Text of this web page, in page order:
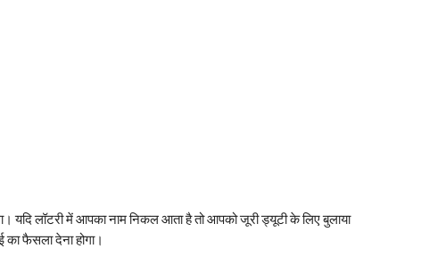
यदि लॉटरी में आपका नाम निकल आता है तो आपको जूरी ड्यूटी के लिए बुलाया
का फैसला देना होगा।